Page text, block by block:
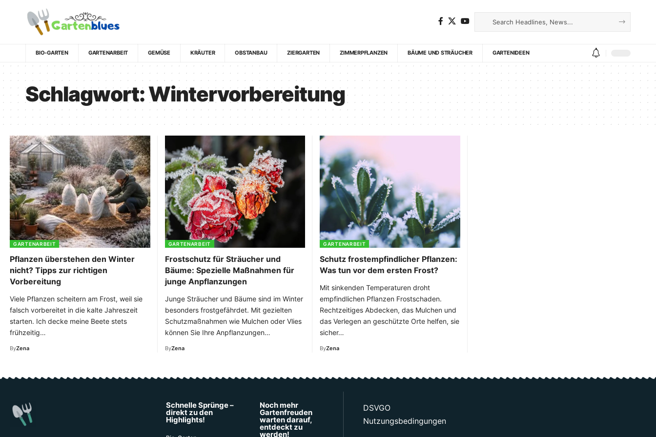
BIO-GARTEN GARTENARBEIT GEMÜSE KRÄUTER OBSTANBAU ZIERGARTEN ZIMMERPFLANZEN BÄUME UND STRÄUCHER GARTENIDEEN
Schlagwort:Wintervorbereitung
GARTENARBEIT
Pflanzen überstehen den Winter
nicht? Tipps zur richtigen
Vorbereitung
Viele Pflanzen scheitern am Frost, weil sie
falsch vorbereitet in die kalte Jahreszeit
starten. Ich decke meine Beete stets
frühzeitig…
ByZena
GARTENARBEIT
Frostschutz für Sträucher und
Bäume: Spezielle Maßnahmen für
junge Anpflanzungen
Junge Sträucher und Bäume sind im Winter
besonders frostgefährdet. Mit gezielten
Schutzmaßnahmen wie Mulchen oder Vlies
können Sie Ihre Anpflanzungen…
ByZena
GARTENARBEIT
Schutz frostempfindlicher Pflanzen:
Was tun vor dem ersten Frost?
Mit sinkenden Temperaturen droht
empfindlichen Pflanzen Frostschaden.
Rechtzeitiges Abdecken, das Mulchen und
das Verlegen an geschützte Orte helfen, sie
sicher…
ByZena
Schnelle Sprünge –
direkt zu den
Highlights!
Noch mehr
Gartenfreuden
warten darauf,
entdeckt zu
werden!
DSVGO
Nutzungsbedingungen